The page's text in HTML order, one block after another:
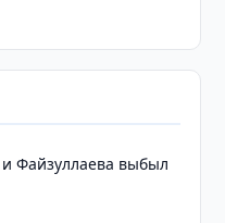
Файзуллаева выбыл